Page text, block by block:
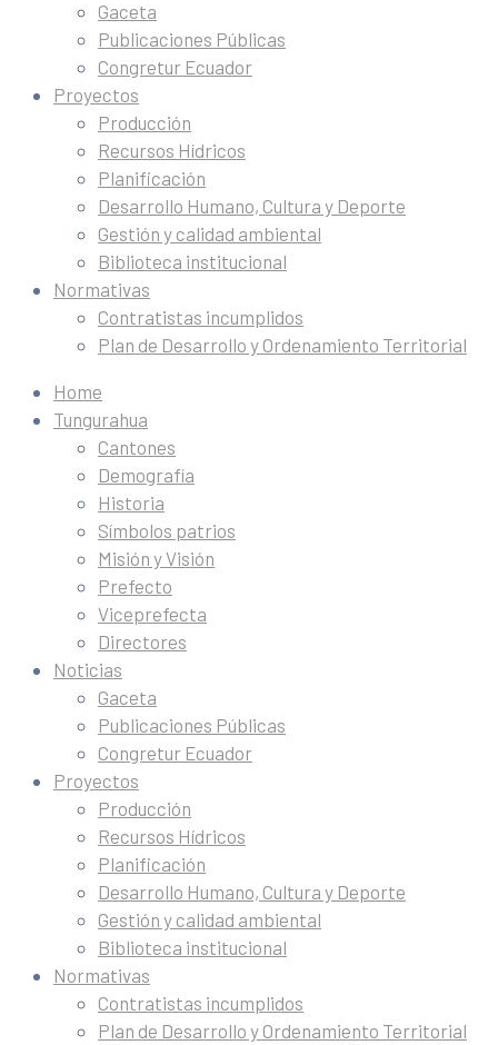
Gaceta
Publicaciones Públicas
Congretur Ecuador
Proyectos
Producción
Recursos Hídricos
Planificación
Desarrollo Humano, Cultura y Deporte
Gestión y calidad ambiental
Biblioteca institucional
Normativas
Contratistas incumplidos
Plan de Desarrollo y Ordenamiento Territorial
Home
Tungurahua
Cantones
Demografía
Historia
Símbolos patrios
Misión y Visión
Prefecto
Viceprefecta
Directores
Noticias
Gaceta
Publicaciones Públicas
Congretur Ecuador
Proyectos
Producción
Recursos Hídricos
Planificación
Desarrollo Humano, Cultura y Deporte
Gestión y calidad ambiental
Biblioteca institucional
Normativas
Contratistas incumplidos
Plan de Desarrollo y Ordenamiento Territorial